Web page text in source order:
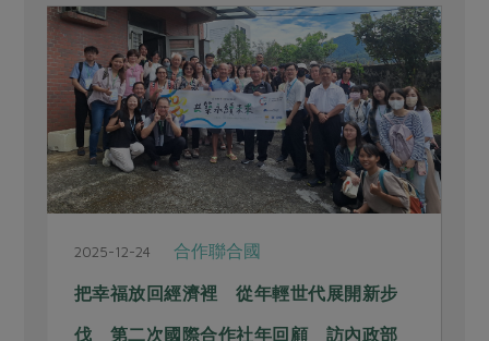
2025-12-24 合作聯合國
把幸福放回經濟裡 從年輕世代展開新步
伐 第二次國際合作社年回顧 訪內政部